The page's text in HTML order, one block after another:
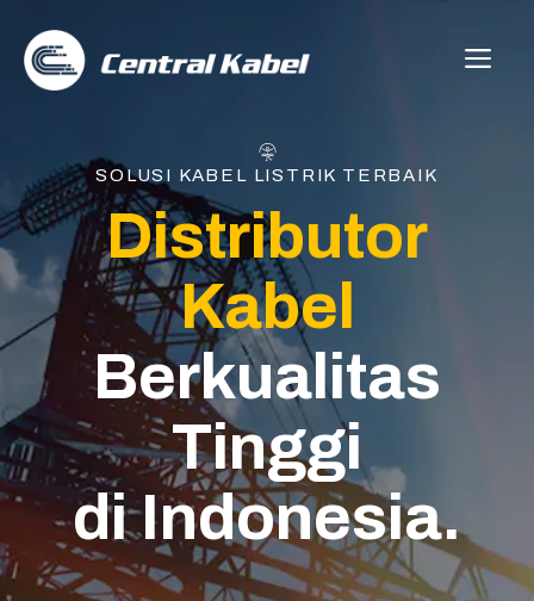
content
SOLUSI KABEL LISTRIK TERBAIK
Distributor
Kabel
Berkualitas
Tinggi
di Indonesia.